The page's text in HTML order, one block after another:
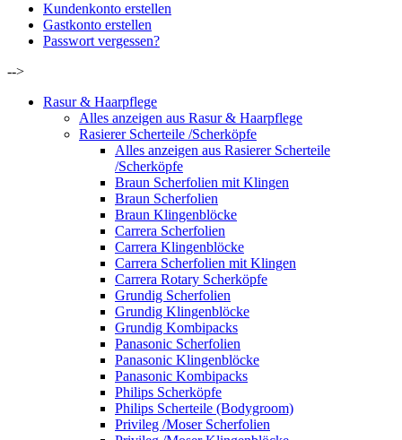
Kundenkonto erstellen
Gastkonto erstellen
Passwort vergessen?
-->
Rasur & Haarpflege
Alles anzeigen aus Rasur & Haarpflege
Rasierer Scherteile /Scherköpfe
Alles anzeigen aus Rasierer Scherteile
/Scherköpfe
Braun Scherfolien mit Klingen
Braun Scherfolien
Braun Klingenblöcke
Carrera Scherfolien
Carrera Klingenblöcke
Carrera Scherfolien mit Klingen
Carrera Rotary Scherköpfe
Grundig Scherfolien
Grundig Klingenblöcke
Grundig Kombipacks
Panasonic Scherfolien
Panasonic Klingenblöcke
Panasonic Kombipacks
Philips Scherköpfe
Philips Scherteile (Bodygroom)
Privileg /Moser Scherfolien